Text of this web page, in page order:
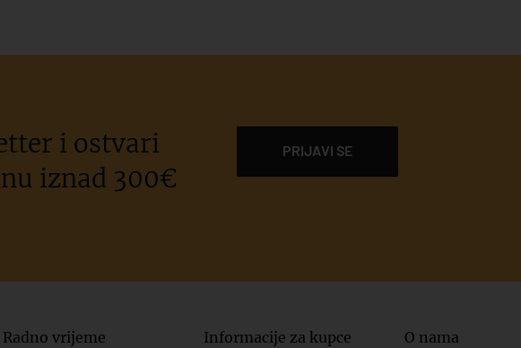
i ostvari
iznad 300€
PRIJAVI SE
Radno vrijeme Informacije za kupce O nama